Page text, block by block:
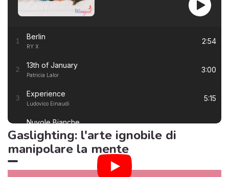
1 Berlin
RY X
2:54
2 13th of January
Patricia Lalor
3:00
3 Experience
Ludovico Einaudi
5:15
Nuvole Bianche
Ludovico Einaudi
5 Una Mattina
Gaslighting: l'arte ignobile di
manipolare la mente